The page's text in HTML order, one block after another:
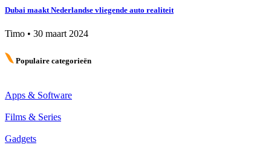
Dubai maakt Nederlandse vliegende auto realiteit
Timo • 30 maart 2024
Populaire categorieën
Apps & Software
Films & Series
Gadgets